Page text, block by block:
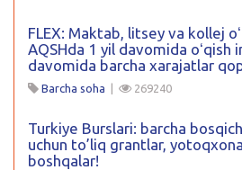
FLEX: Maktab, litsey va kollej
AQSHda 1 yil davomida oʻqish
davomida barcha xarajatlar
Barcha soha | 269240
Turkiye Burslari: barcha
uchun to’liq grantlar,
boshqalar!